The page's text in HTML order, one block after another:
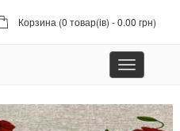
Корзина (0 товар(ів) - 0.00 грн)
Toggle
navigation